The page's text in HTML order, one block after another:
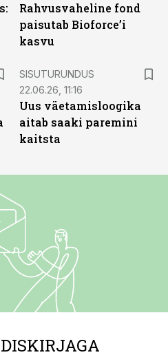
Rahvusvaheline fond
paisutab Bioforce’i
kasvu
SISUTURUNDUS
22.06.26, 11:16
Uus väetamisloogika
aitab saaki paremini
kaitsta